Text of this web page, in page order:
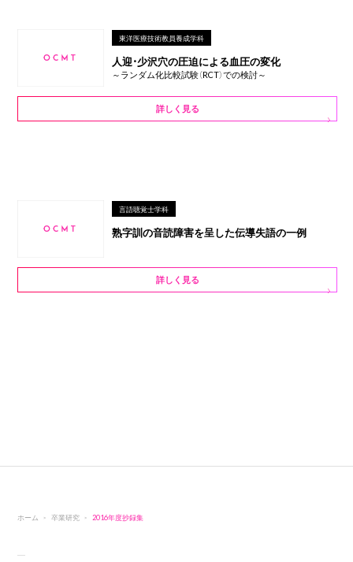
東洋医療技術教員養成学科
人迎・少沢穴の圧迫による血圧の変化
～ランダム化比較試験（RCT）での検討～
詳しく見る
言語聴覚士学科
熟字訓の音読障害を呈した伝導失語の一例
詳しく見る
ホーム 卒業研究 2016年度抄録集